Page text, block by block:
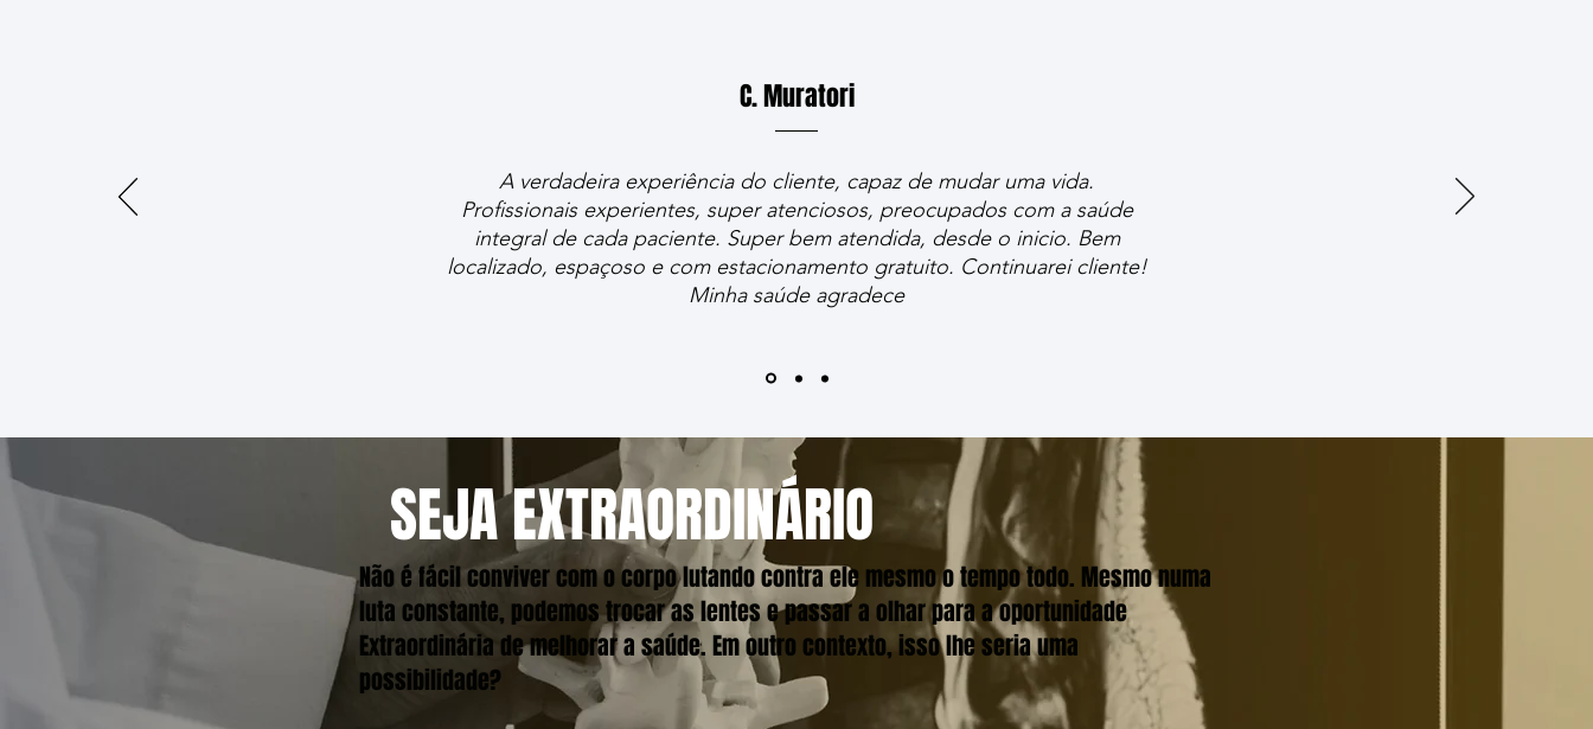
C. Muratori
A verdadeira experiência do cliente, capaz de mudar uma vida.
Profissionais experientes, super atenciosos, preocupados com a saúde
integral de cada paciente. Super bem atendida, desde o inicio. Bem
localizado, espaçoso e com estacionamento gratuito. Continuarei cliente!
Minha saúde agradece
SEJA EXTRAORDINÁRIO
Não é fácil conviver com o corpo lutando contra ele mesmo o tempo todo. Mesmo numa
luta constante, podemos trocar as lentes e passar a olhar para a oportunidade
Extraordinária de melhorar a saúde. Em outro contexto, isso lhe seria uma
possibilidade?